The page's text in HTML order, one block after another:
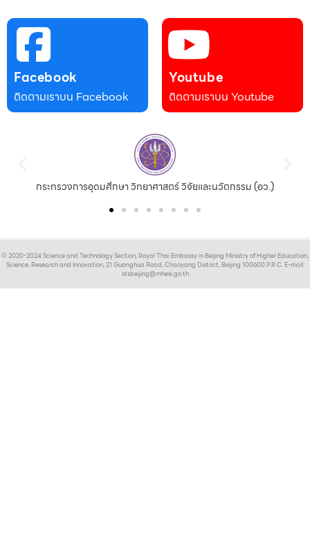
Facebook
ติดตามเราบน Facebook
Youtube
ติดตามเราบน Youtube
กระทรวงการอุดมศึกษา วิทยาศาสตร์ วิจัยและนวัตกรรม (อว.)
© 2020-2024 Science and Technology Section, Royal Thai Embassy in Beijing Ministry of Higher Education,
Science, Research and Innovation, 21 Guanghua Road, Chaoyang District, Beijing 100600 P.R.C. E-mail:
stsbeijing@mhesi.go.th